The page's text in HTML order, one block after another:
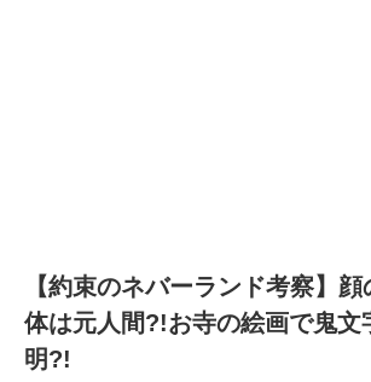
【約束のネバーランド考察】
体は元人間?!お寺の絵画で鬼文
明?!